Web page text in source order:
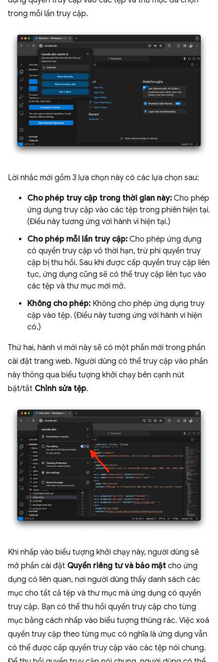
trong mỗi lần truy cập.
Lời nhắc mới gồm 3 lựa chọn này có các lựa chọn sau:
Cho phép truy cập trong thời gian này: Cho phép
ứng dụng truy cập vào các tệp trong phiên hiện tại.
(Điều này tương ứng với hành vi hiện tại.)
Cho phép mỗi lần truy cập: Cho phép ứng dụng
có quyền truy cập vô thời hạn, trừ phi quyền truy
cập bị thu hồi. Sau khi được cấp quyền truy cập liên
tục, ứng dụng cũng sẽ có thể truy cập liên tục vào
các tệp và thư mục mới mở.
Không cho phép: Không cho phép ứng dụng truy
cập vào tệp. (Điều này tương ứng với hành vi hiện
có.)
Thứ hai, hành vi mới này sẽ có một phần mới trong phần
cài đặt trang web. Người dùng có thể truy cập vào phần
này thông qua biểu tượng khởi chạy bên cạnh nút
bật/tắt Chỉnh sửa tệp.
Khi nhấp vào biểu tượng khởi chạy này, người dùng sẽ
mở phần cài đặt Quyền riêng tư và bảo mật cho ứng
dụng có liên quan, nơi người dùng thấy danh sách các
mục cho tất cả tệp và thư mục mà ứng dụng có quyền
truy cập. Bạn có thể thu hồi quyền truy cập cho từng
mục bằng cách nhấp vào biểu tượng thùng rác. Việc xoá
quyền truy cập theo từng mục có nghĩa là ứng dụng vẫn
có thể được cấp quyền truy cập vào các tệp nói chung.